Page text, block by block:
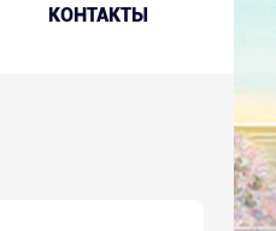
КОНТАКТЫ